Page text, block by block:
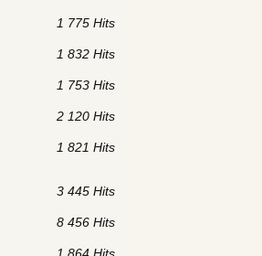
1 775 Hits
1 832 Hits
1 753 Hits
2 120 Hits
1 821 Hits
3 445 Hits
8 456 Hits